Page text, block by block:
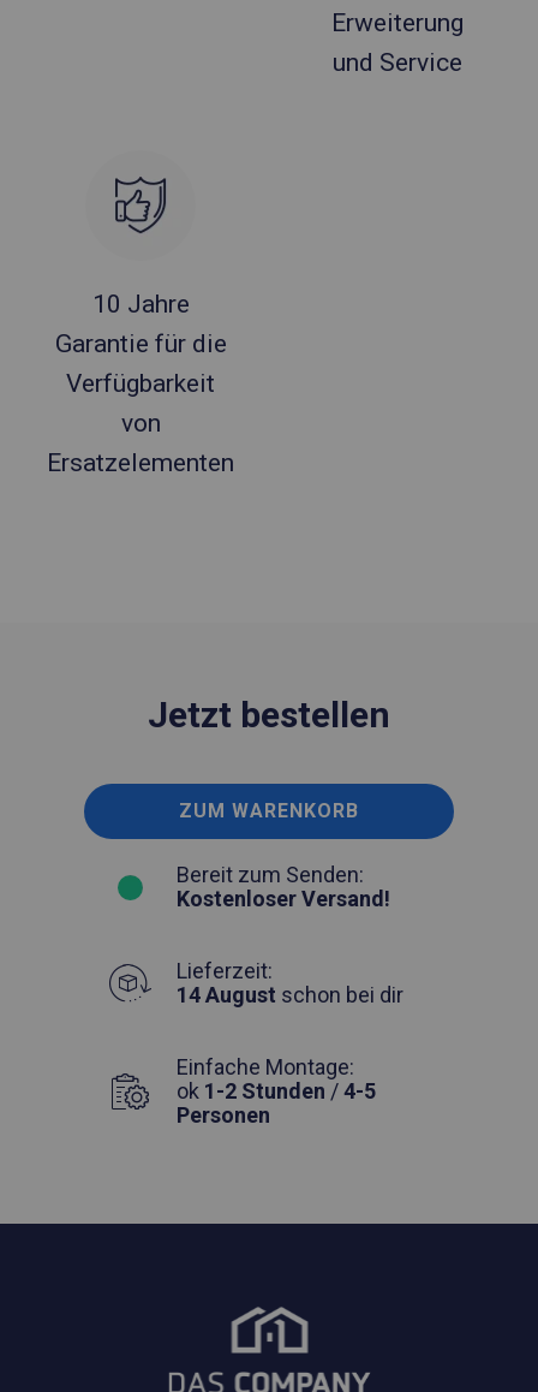
Erweiterung
und Service
10 Jahre
Garantie für die
Verfügbarkeit
von
Ersatzelementen
Jetzt bestellen
ZUM WARENKORB
Bereit zum Senden:
Kostenloser Versand!
Lieferzeit:
14 August schon bei dir
Einfache Montage:
ok 1-2 Stunden /4-5
Personen